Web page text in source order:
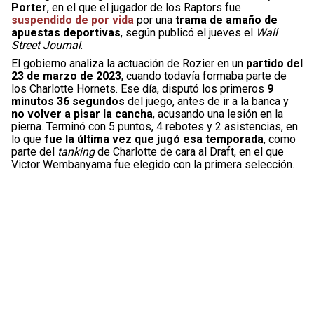
Porter, en el que el jugador de los Raptors fue
suspendido de por vida por una trama de amaño de
apuestas deportivas, según publicó el jueves el Wall
Street Journal.
El gobierno analiza la actuación de Rozier en un partido del
23 de marzo de 2023, cuando todavía formaba parte de
los Charlotte Hornets. Ese día, disputó los primeros 9
minutos 36 segundos del juego, antes de ir a la banca y
no volver a pisar la cancha, acusando una lesión en la
pierna. Terminó con 5 puntos, 4 rebotes y 2 asistencias, en
lo que fue la última vez que jugó esa temporada, como
parte del tankingde Charlotte de cara al Draft, en el que
Victor Wembanyama fue elegido con la primera selección.